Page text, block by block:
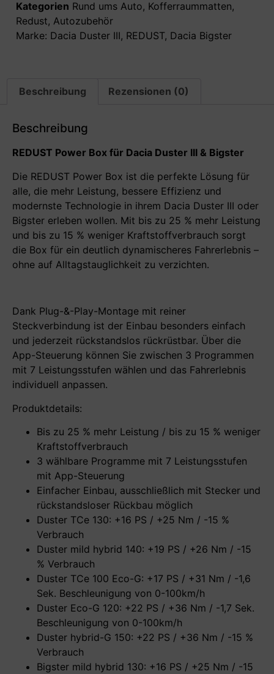
Kategorien Rund ums Auto, Kofferraummatten,
Redust, Autozubehör
Marke: Dacia Duster III, REDUST, Dacia Bigster
Beschreibung Rezensionen (0)
Beschreibung
REDUST Power Box für Dacia Duster III & Bigster
Die REDUST Power Box ist die perfekte Lösung für
alle, die mehr Leistung, bessere Effizienz und
modernste Technologie in ihrem Dacia Duster III oder
Bigster erleben wollen. Mit bis zu 25 % mehr Leistung
und bis zu 15 % weniger Kraftstoffverbrauch sorgt
die Box für ein deutlich dynamischeres Fahrerlebnis –
ohne auf Alltagstauglichkeit zu verzichten.
Dank Plug-&-Play-Montage mit reiner
Steckverbindung ist der Einbau besonders einfach
und jederzeit rückstandslos rückrüstbar. Über die
App-Steuerung können Sie zwischen 3 Programmen
mit 7 Leistungsstufen wählen und das Fahrerlebnis
individuell anpassen.
Produktdetails:
Bis zu 25 % mehr Leistung / bis zu 15 % weniger
Kraftstoffverbrauch
3 wählbare Programme mit 7 Leistungsstufen
mit App-Steuerung
Einfacher Einbau, ausschließlich mit Stecker und
rückstandsloser Rückbau möglich
Duster TCe 130: +16 PS / +25 Nm / -15 %
Verbrauch
Duster mild hybrid 140: +19 PS / +26 Nm / -15
% Verbrauch
Duster TCe 100 Eco-G: +17 PS / +31 Nm / -1,6
Sek. Beschleunigung von 0-100km/h
Duster Eco-G 120: +22 PS / +36 Nm / -1,7 Sek.
Beschleunigung von 0-100km/h
Duster hybrid-G 150: +22 PS / +36 Nm / -15 %
Verbrauch
Bigster mild hybrid 130: +16 PS / +25 Nm / -15